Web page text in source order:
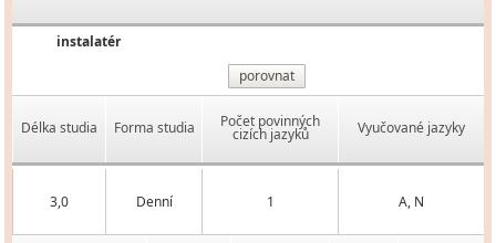
instalatér
porovnat
Délka studia Forma studia Počet povinných
cizích jazyků Vyučované jazyky
3,0 Denní 1 A, N